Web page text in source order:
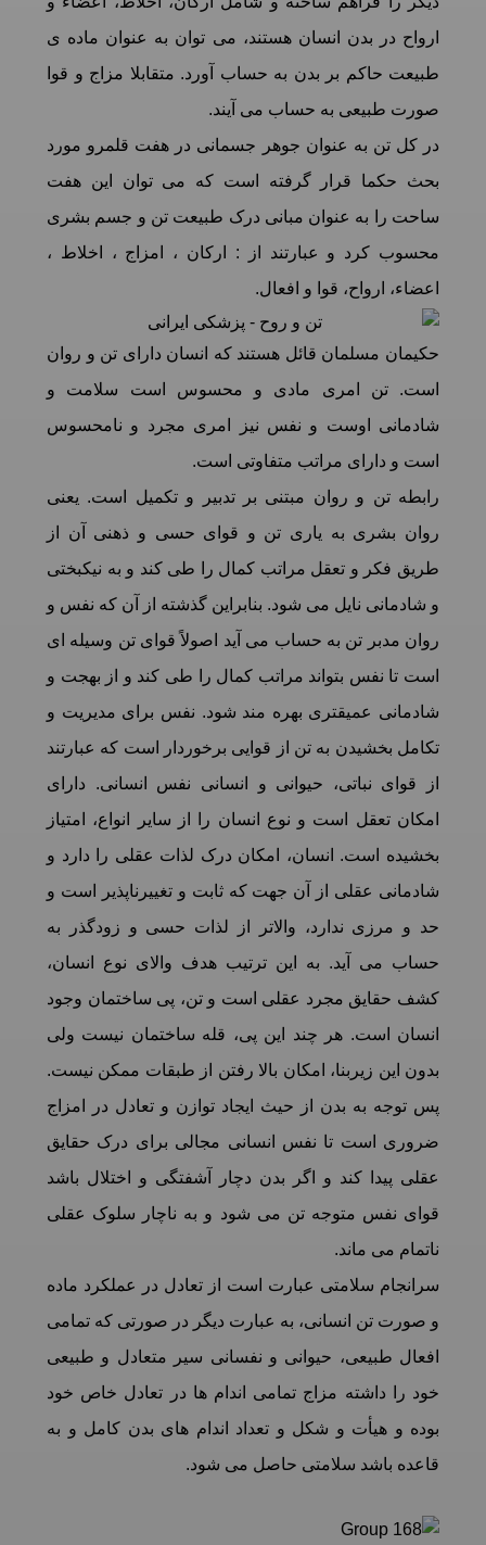
ارواح در بدن انسان هستند، می توان به عنوان ماده ی
طبیعت حاکم بر بدن به حساب آورد. متقابلا مزاج و قوا
صورت طبیعی به حساب می آیند.
در کل تن به عنوان جوهر جسمانی در هفت قلمرو مورد
بحث حكما قرار گرفته است که می توان این هفت
ساحت را به عنوان مبانی درک طبیعت تن و جسم بشری
محسوب کرد و عبارتند از : ارکان ، امزاج ، اخلاط ،
اعضاء، ارواح، قوا و افعال.
حکیمان مسلمان قائل هستند که انسان دارای تن و روان
است. تن امری مادی و محسوس است سلامت و
شادمانی اوست و نفس نیز امری مجرد و نامحسوس
است و دارای مراتب متفاوتی است.
رابطه تن و روان مبتنی بر تدبیر و تکمیل است. یعنی
روان بشری به یاری تن و قوای حسی و ذهنی آن از
طریق فکر و تعقل مراتب کمال را طی کند و به نیکبختی
و شادمانی نایل می شود. بنابراین گذشته از آن که نفس و
روان مدبر تن به حساب می آید اصولاً قوای تن وسیله ای
است تا نفس بتواند مراتب کمال را طی کند و از بهجت و
شادمانی عمیقتری بهره مند شود. نفس برای مدیریت و
تکامل بخشیدن به تن از قوایی برخوردار است که عبارتند
از قوای نباتی، حیوانی و انسانی نفس انسانی. دارای
امکان تعقل است و نوع انسان را از سایر انواع، امتیاز
بخشیده است. انسان، امکان درک لذات عقلی را دارد و
شادمانی عقلی از آن جهت که ثابت و تغییرناپذیر است و
حد و مرزی ندارد، والاتر از لذات حسی و زودگذر به
حساب می آید. به این ترتیب هدف والای نوع انسان،
کشف حقایق مجرد عقلی است و تن، پی ساختمان وجود
انسان است. هر چند این پی، قله ساختمان نیست ولی
بدون این زیربنا، امکان بالا رفتن از طبقات ممکن نیست.
پس توجه به بدن از حیث ایجاد توازن و تعادل در امزاج
ضروری است تا نفس انسانی مجالی برای درک حقایق
عقلی پیدا کند و اگر بدن دچار آشفتگی و اختلال باشد
قوای نفس متوجه تن می شود و به ناچار سلوک عقلی
ناتمام می ماند.
سرانجام سلامتی عبارت است از تعادل در عملکرد ماده
و صورت تن انسانی، به عبارت دیگر در صورتی که تمامی
افعال طبیعی، حیوانی و نفسانی سیر متعادل و طبیعی
خود را داشته مزاج تمامی اندام ها در تعادل خاص خود
بوده و هیأت و شکل و تعداد اندام های بدن کامل و به
قاعده باشد سلامتی حاصل می شود.